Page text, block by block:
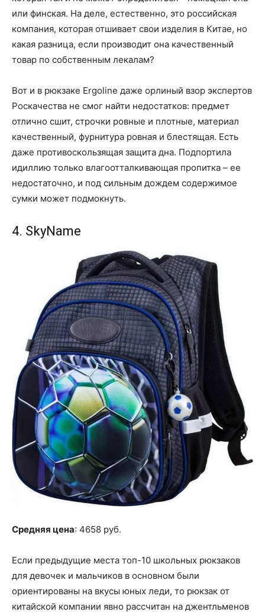
или финская. На деле, естественно, это российская
компания, которая отшивает свои изделия в Китае, но
какая разница, если производит она качественный
товар по собственным лекалам?
Вот и в рюкзаке Ergoline даже орлиный взор экспертов
Роскачества не смог найти недостатков: предмет
отлично сшит, строчки ровные и плотные, материал
качественный, фурнитура ровная и блестящая. Есть
даже противоскользящая защита дна. Подпортила
идиллию только влагоотталкивающая пропитка – ее
недостаточно, и под сильным дождем содержимое
сумки может подмокнуть.
4. SkyName
Средняя цена: 4658 руб.
Если предыдущие места топ-10 школьных рюкзаков
для девочек и мальчиков в основном были
ориентированы на вкусы юных леди, то рюкзак от
китайской компании явно рассчитан на джентльменов